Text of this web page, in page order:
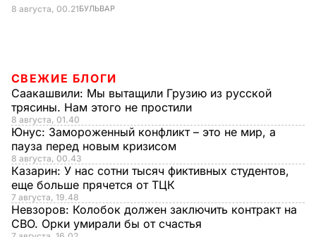
8 августа, 00.21БУЛЬВАР
СВЕЖИЕ БЛОГИ
Саакашвили: Мы вытащили Грузию из русской
трясины. Нам этого не простили
8 августа, 01.40
Юнус: Замороженный конфликт – это не мир, а
пауза перед новым кризисом
8 августа, 00.43
Казарин: У нас сотни тысяч фиктивных студентов,
еще больше прячется от ТЦК
7 августа, 19.48
Невзоров: Колобок должен заключить контракт на
СВО. Орки умирали бы от счастья